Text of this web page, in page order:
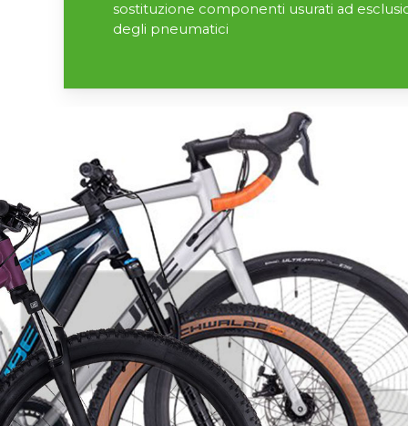
sostituzione componenti usurati ad
degli pneumatici